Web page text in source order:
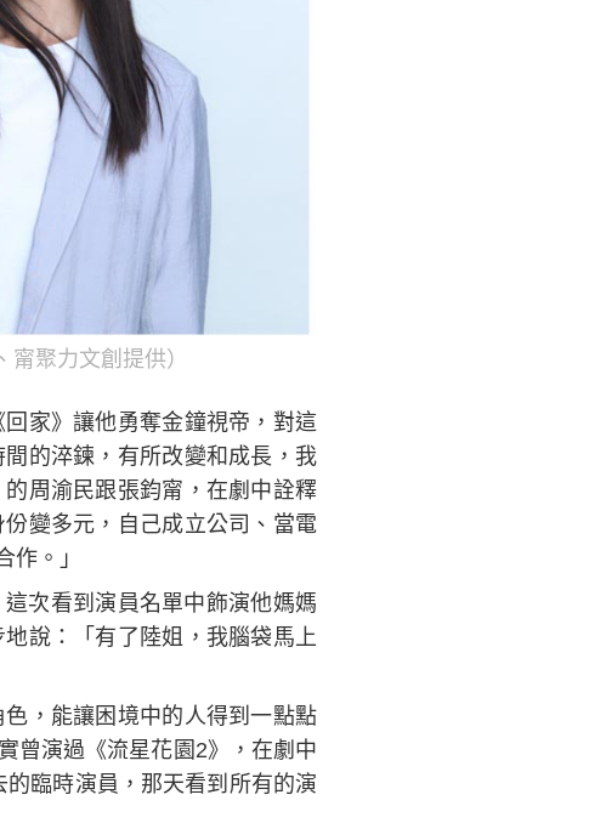
聚力文創提供）
家》讓他勇奪金鐘視帝，對這
的淬鍊，有所改變和成長，我
周渝民跟張鈞甯，在劇中詮釋
變多元，自己成立公司、當電
。」
次看到演員名單中飾演他媽媽
說：「有了陸姐，我腦袋馬上
，能讓困境中的人得到一點點
曾演過《流星花園2》，在劇中
臨時演員，那天看到所有的演